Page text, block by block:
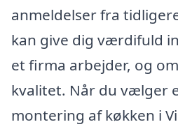
anmeldelser fra
kan give dig værdifuld
et firma arbejder, og
kvalitet. Når du vælger
montering af køkken i